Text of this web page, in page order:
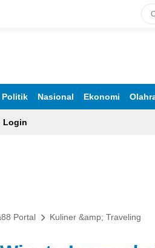
Politik Nasional Ekonomi
Login
Portal Kuliner &amp; Traveling